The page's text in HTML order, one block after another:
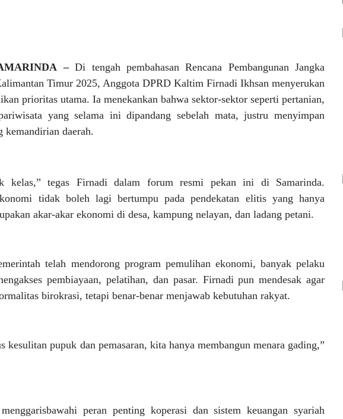
–Di tengah pembahasan Rencana Pembangunan Jangka
Timur 2025, Anggota DPRD Kaltim Firnadi Ikhsan menyerukan
prioritas utama. Ia menekankan bahwa sektor-sektor seperti pertanian,
yang selama ini dipandang sebelah mata, justru menyimpan
kemandirian daerah.
kelas,” tegas Firnadi dalam forum resmi pekan ini di Samarinda.
tidak boleh lagi bertumpu pada pendekatan elitis yang hanya
akar-akar ekonomi di desa, kampung nelayan, dan ladang petani.
telah mendorong program pemulihan ekonomi, banyak pelaku
pembiayaan, pelatihan, dan pasar. Firnadi pun mendesak agar
birokrasi, tetapi benar-benar menjawab kebutuhan rakyat.
kesulitan pupuk dan pemasaran, kita hanya membangun menara gading,”
peran penting koperasi dan sistem keuangan syariah